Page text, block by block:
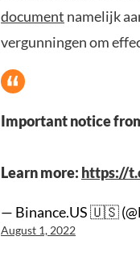
document namelijk
vergunningen om
Important notice
Learn more: https://
— Binance.US 🇺🇸
August 1, 2022